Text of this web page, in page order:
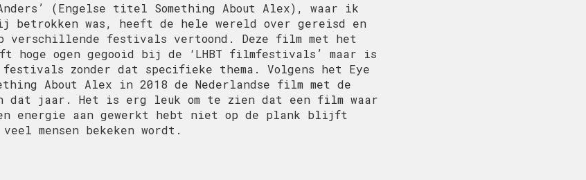
(Engelse titel Something About Alex), waar ik
bij betrokken was, heeft de hele wereld over gereisd en
verschillende festivals vertoond. Deze film met het
hoge ogen gegooid bij de ‘LHBT filmfestivals’ maar is
festivals zonder dat specifieke thema. Volgens het Eye
About Alex in 2018 de Nederlandse film met de
dat jaar. Het is erg leuk om te zien dat een film waar
energie aan gewerkt hebt niet op de plank blijft
mensen bekeken wordt.